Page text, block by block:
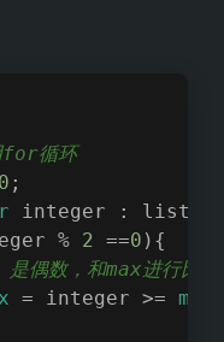
循环
0 ;
integer : list){
% 2 ==0 ){
偶数，和max进行比较
= integer >= max